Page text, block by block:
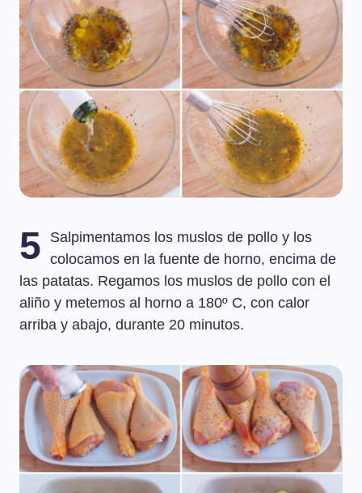
5
Salpimentamos los muslos de pollo y los
colocamos en la fuente de horno, encima de
las patatas. Regamos los muslos de pollo con el
aliño y metemos al horno a 180º C, con calor
arriba y abajo, durante 20 minutos.